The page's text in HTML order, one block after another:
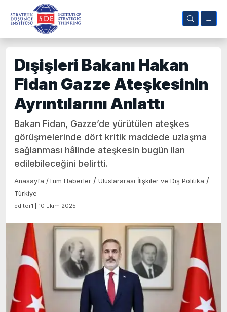
Dışişleri Bakanı Hakan
Fidan Gazze Ateşkesinin
Ayrıntılarını Anlattı
Bakan Fidan, Gazze’de yürütülen ateşkes
görüşmelerinde dört kritik maddede uzlaşma
sağlanması hâlinde ateşkesin bugün ilan
edilebileceğini belirtti.
Anasayfa /Tüm Haberler / Uluslararası İlişkiler ve Dış Politika /
Türkiye
editör1 | 10 Ekim 2025